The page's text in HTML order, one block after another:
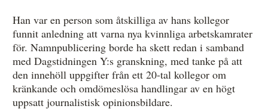
Han var en person som åtskilliga av hans kollegor
funnit anledning att varna nya kvinnliga arbetskamrater
för. Namnpublicering borde ha skett redan i samband
med Dagstidningen Y:s granskning, med tanke på att
den innehöll uppgifter från ett 20-tal kollegor om
kränkande och omdömeslösa handlingar av en högt
uppsatt journalistisk opinionsbildare.